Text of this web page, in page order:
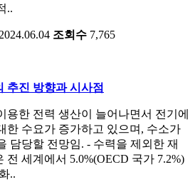
..
2024.06.04 조회수 7,765
추진 방향과 시사점
한 전력 생산이 늘어나면서 전기에
한 수요가 증가하고 있으며, 수소가
담당할 전망임. - 수력을 제외한 재
전 세계에서 5.0%(OECD 국가 7.2%)
..